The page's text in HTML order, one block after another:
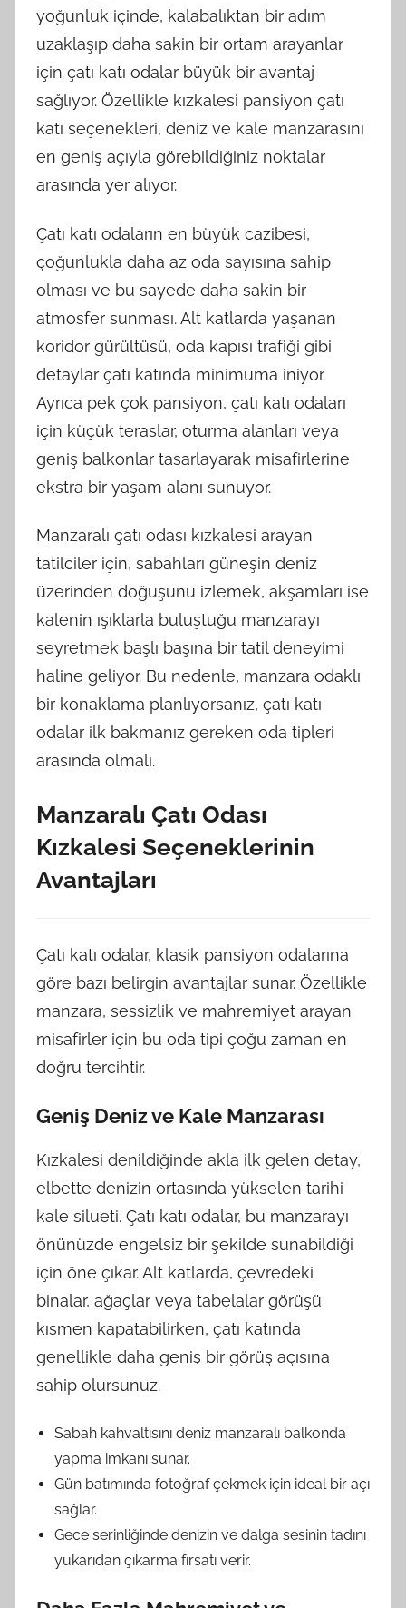
yoğunluk içinde, kalabalıktan bir adım
uzaklaşıp daha sakin bir ortam arayanlar
için çatı katı odalar büyük bir avantaj
sağlıyor. Özellikle kızkalesi pansiyon çatı
katı seçenekleri, deniz ve kale manzarasını
en geniş açıyla görebildiğiniz noktalar
arasında yer alıyor.
Çatı katı odaların en büyük cazibesi,
çoğunlukla daha az oda sayısına sahip
olması ve bu sayede daha sakin bir
atmosfer sunması. Alt katlarda yaşanan
koridor gürültüsü, oda kapısı trafiği gibi
detaylar çatı katında minimuma iniyor.
Ayrıca pek çok pansiyon, çatı katı odaları
için küçük teraslar, oturma alanları veya
geniş balkonlar tasarlayarak misafirlerine
ekstra bir yaşam alanı sunuyor.
Manzaralı çatı odası kızkalesi arayan
tatilciler için, sabahları güneşin deniz
üzerinden doğuşunu izlemek, akşamları ise
kalenin ışıklarla buluştuğu manzarayı
seyretmek başlı başına bir tatil deneyimi
haline geliyor. Bu nedenle, manzara odaklı
bir konaklama planlıyorsanız, çatı katı
odalar ilk bakmanız gereken oda tipleri
arasında olmalı.
Manzaralı Çatı Odası
Kızkalesi Seçeneklerinin
Avantajları
Çatı katı odalar, klasik pansiyon odalarına
göre bazı belirgin avantajlar sunar. Özellikle
manzara, sessizlik ve mahremiyet arayan
misafirler için bu oda tipi çoğu zaman en
doğru tercihtir.
Geniş Deniz ve Kale Manzarası
Kızkalesi denildiğinde akla ilk gelen detay,
elbette denizin ortasında yükselen tarihi
kale silueti. Çatı katı odalar, bu manzarayı
önünüzde engelsiz bir şekilde sunabildiği
için öne çıkar. Alt katlarda, çevredeki
binalar, ağaçlar veya tabelalar görüşü
kısmen kapatabilirken, çatı katında
genellikle daha geniş bir görüş açısına
sahip olursunuz.
Sabah kahvaltısını deniz manzaralı balkonda
yapma imkanı sunar.
Gün batımında fotoğraf çekmek için ideal bir açı
sağlar.
Gece serinliğinde denizin ve dalga sesinin tadını
yukarıdan çıkarma fırsatı verir.